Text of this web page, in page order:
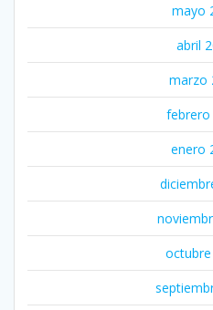
mayo
abril
marzo
febrero
enero
octubre